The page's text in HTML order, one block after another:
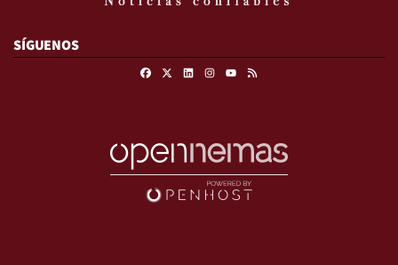
SÍGUENOS
FacebookLinkedinInstagram